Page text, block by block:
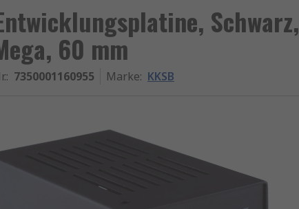
Schwarz,
60 mm
: 7350001160955 Marke: KKSB